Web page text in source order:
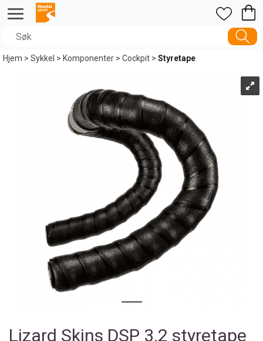
Hjem>Sykkel >Komponenter>Cockpit>Styretape
Lizard Skins DSP 3.2 styretape